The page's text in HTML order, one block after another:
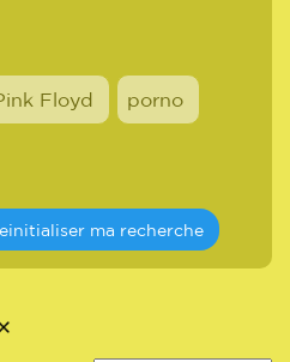
Floyd porno
ma recherche